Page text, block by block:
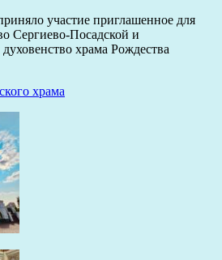
участие приглашенное для
Сергиево-Посадской и
храма Рождества
храма